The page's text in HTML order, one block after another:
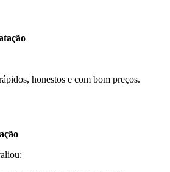
honestos e com bom preços.